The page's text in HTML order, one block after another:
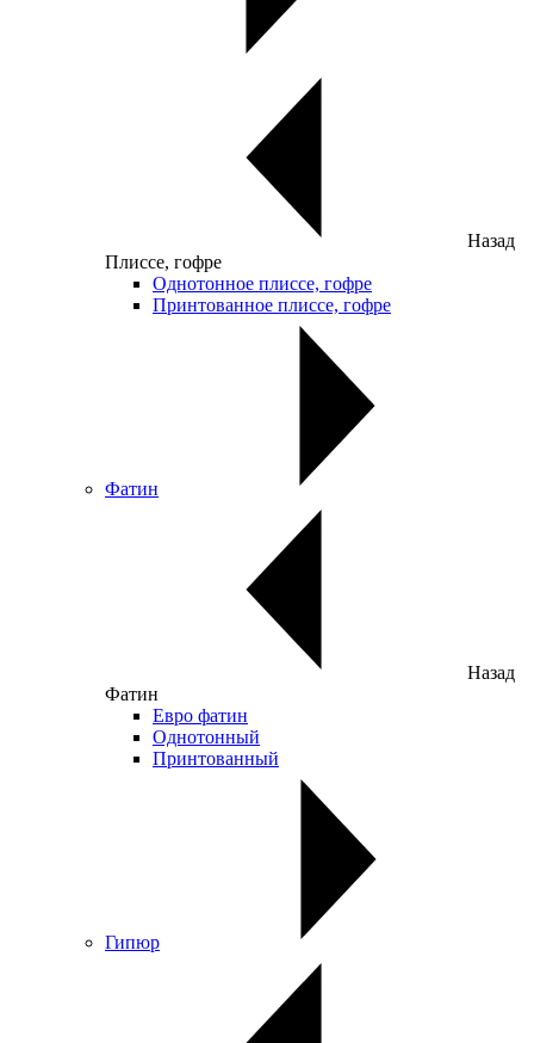
Назад
Плиссе, гофре
Однотонное плиссе, гофре
Принтованное плиссе, гофре
Фатин
Назад
Фатин
Евро фатин
Однотонный
Принтованный
Гипюр